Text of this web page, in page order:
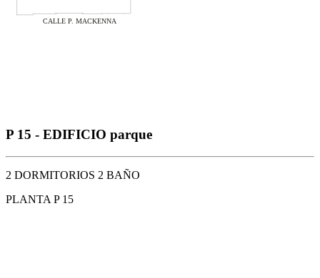
P 15 - EDIFICIO parque
2 DORMITORIOS 2 BAÑO
PLANTA P 15